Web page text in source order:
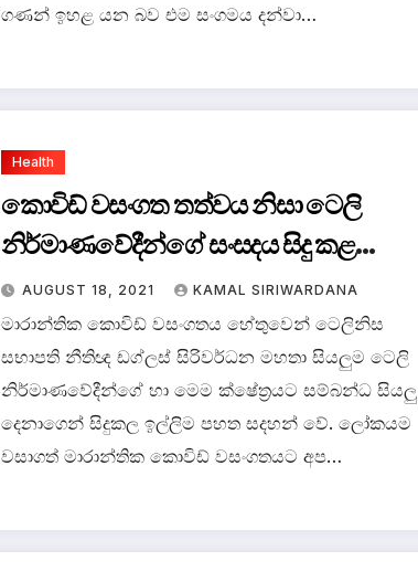
ගණන් ඉහළ යන බව එම සංගමය දන්වා…
Health
කොවිඩ් වසංගත තත්වය නිසා ටෙලි
නිර්මාණවේදීන්ගේ සංසදය සිදු කළ
ඉල්ලීම.
AUGUST 18, 2021 KAMAL SIRIWARDANA
මාරාන්තික කොවිඩ් වසංගතය හේතුවෙන් ටෙලිනිස
සභාපති නීතිඥ ඩග්ලස් සිරිවර්ධන මහතා සියලුම ටෙලි
නිර්මාණවේදීන්ගේ හා මෙම ක්ෂේත්‍රයට සම්බන්ධ සියලු
දෙනාගෙන් සිදුකල ඉල්ලිම පහත සදහන් වේ. ලෝකයම
වසාගත් මාරාන්තික කොවිඩ් වසංගතයට අප…